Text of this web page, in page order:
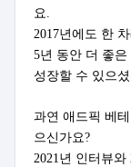
요.
2017년에도 한
5년 동안 더 좋은
성장할 수 있으
과연 애드픽 베
으신가요?
2021년 인터뷰